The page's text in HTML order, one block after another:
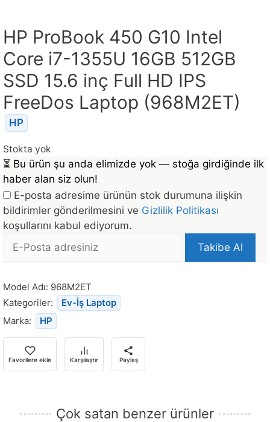
HP ProBook 450 G10 Intel
Core i7-1355U 16GB 512GB
SSD 15.6 inç Full HD IPS
FreeDos Laptop (968M2ET)
HP
Stokta yok
⏳ Bu ürün şu anda elimizde yok — stoğa girdiğinde ilk
haber alan siz olun!
E-posta adresime ürünün stok durumuna ilişkin
bildirimler gönderilmesini ve Gizlilik Politikası
koşullarını kabul ediyorum.
posta
Takibe Al
ürün
stoğa
döndüğünde
bildirim
almak
için
e-
Model Adı: 968M2ET
Kategoriler:
Ev-İş Laptop
Marka:
HP
Favorilere ekle Karşılaştır Paylaş
Çok satan benzer ürünler